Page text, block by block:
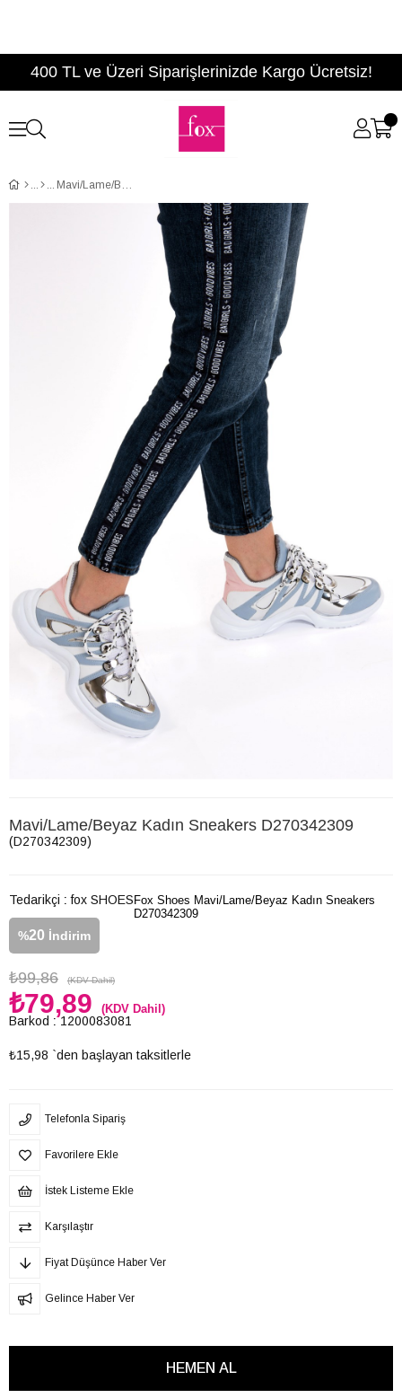
400 TL ve Üzeri Siparişlerinizde Kargo Ücretsiz!
Mavi/Lame/Beyaz Kadın Sneakers D270342309
Mavi/Lame/Beyaz Kadın Sneakers D270342309
(D270342309)
Tedarikçi : fox SHOES
%20 İndirim
₺99,86 (KDV Dahil)
₺79,89 (KDV Dahil)
Barkod : 1200083081
₺15,98 `den başlayan taksitlerle
Fox Shoes Mavi/Lame/Beyaz Kadın Sneakers
D270342309
Telefonla Sipariş
Favorilere Ekle
İstek Listeme Ekle
Karşılaştır
Fiyat Düşünce Haber Ver
Gelince Haber Ver